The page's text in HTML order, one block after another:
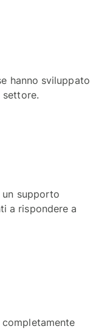
hanno sviluppato
settore.
supporto
a rispondere a